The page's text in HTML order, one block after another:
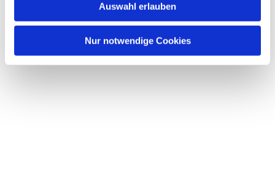
Auswahl erlauben
Nur notwendige Cookies